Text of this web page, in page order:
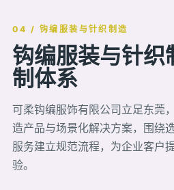
04 / 钩编服装与针织制造
钩编服装与针织
制体系
可柔钩编服饰有限公司立足东莞
造产品与场景化解决方案，围绕
服务建立规范流程，为企业客户
验。